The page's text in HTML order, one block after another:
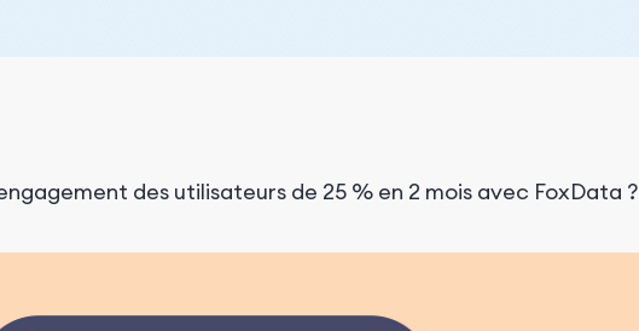
des utilisateurs de 25 % en 2 mois avec FoxData ?